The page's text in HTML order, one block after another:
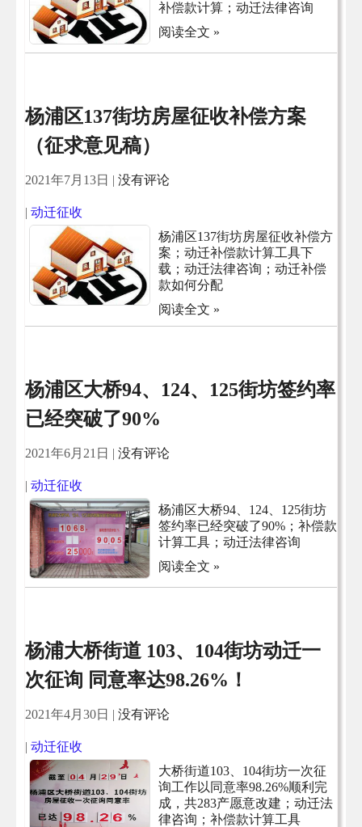
补偿款计算；动迁法律咨询
阅读全文 »
杨浦区137街坊房屋征收补偿方案
（征求意见稿）
2021年7月13日 | 没有评论
| 动迁征收
杨浦区137街坊房屋征收补偿方
案；动迁补偿款计算工具下
载；动迁法律咨询；动迁补偿
款如何分配
阅读全文 »
杨浦区大桥94、124、125街坊签约率
已经突破了90%
2021年6月21日 | 没有评论
| 动迁征收
杨浦区大桥94、124、125街坊
签约率已经突破了90%；补偿款
计算工具；动迁法律咨询
阅读全文 »
杨浦大桥街道 103、104街坊动迁一
次征询 同意率达98.26%！
2021年4月30日 | 没有评论
| 动迁征收
大桥街道103、104街坊一次征
询工作以同意率98.26%顺利完
成，共283产愿意改建；动迁法
律咨询；补偿款计算工具